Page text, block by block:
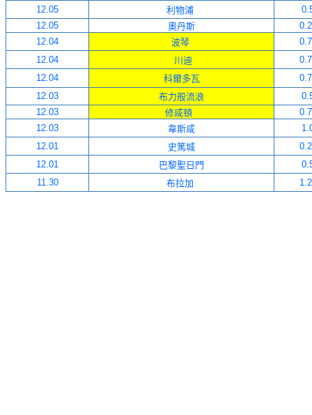
12.05 利物浦
12.05 奧丹斯
12.04 波琴
12.04 川迪
12.04 科爾多瓦
12.03 布力般流浪
12.03 修咸頓
12.03 韋斯咸
12.01 史篤城
12.01 巴黎聖日門
11.30 布拉加